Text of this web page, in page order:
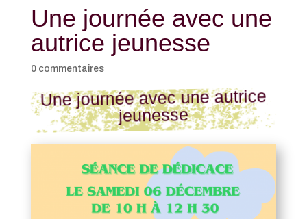
Une journée avec une
autrice jeunesse
0 commentaires
Une journée avec une autrice
jeunesse